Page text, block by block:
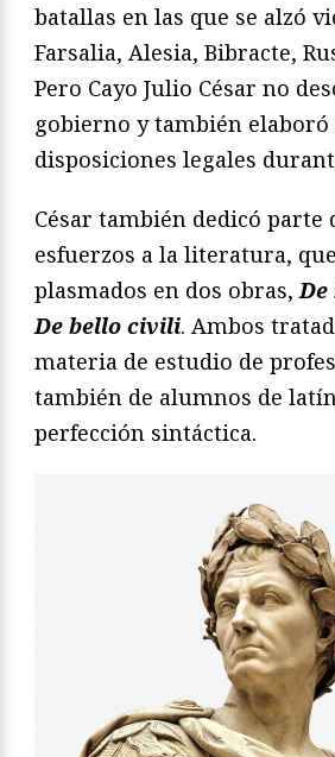
batallas en las que se alzó
Farsalia, Alesia, Bibracte,
Pero Cayo Julio César no
gobierno y también elaboró
disposiciones legales
César también dedicó parte
esfuerzos a la literatura,
plasmados en dos obras,
De bello civili. Ambos
materia de estudio de
también de alumnos de
perfección sintáctica.